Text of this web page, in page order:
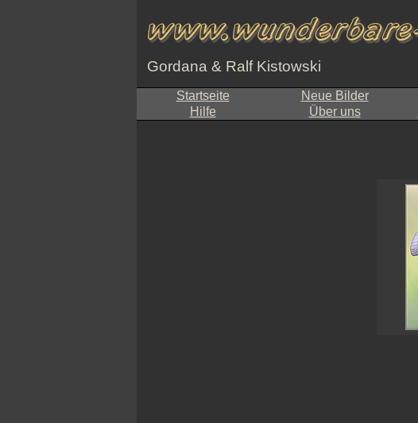
Gordana & Ralf Kistowski
Startseite Neue Bilder
Hilfe
Über uns